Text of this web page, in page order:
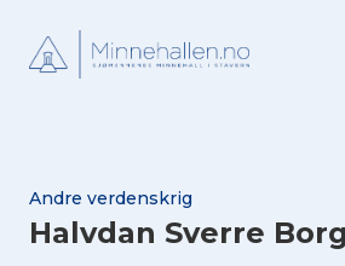
Andre verdenskrig
Halvdan Sverre